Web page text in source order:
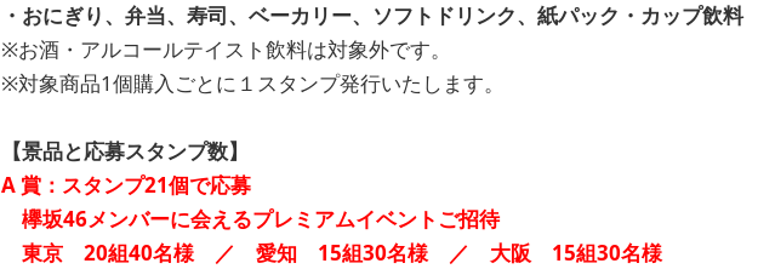
・おにぎり、弁当、寿司、ベーカリー、ソフトドリンク、紙パック・カップ飲
※お酒・アルコールテイスト飲料は対象外です。
※対象商品1個購入ごとに１スタンプ発行いたします。
【景品と応募スタンプ数】
A 賞：スタンプ21個で応募
欅坂46メンバーに会えるプレミアムイベントご招待
東京 20組40名様 ／ 愛知 15組30名様 ／ 大阪 15組30名様